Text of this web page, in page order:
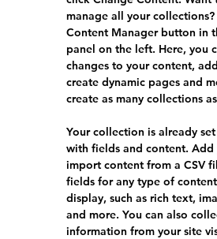
manage all your
Content Manager button in
panel on the left. Here, you
changes to your content,
create dynamic pages and
create as many collections
Your collection is already
with fields and content.
import content from a CSV
fields for any type of
display, such as rich text,
and more. You can also
information from your site